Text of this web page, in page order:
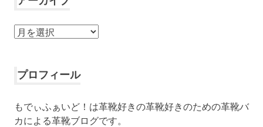
ア
イ
プロフィール
もでぃふぁいど！は革靴好きの革靴好きのための革靴バ
カによる革靴ブログです。